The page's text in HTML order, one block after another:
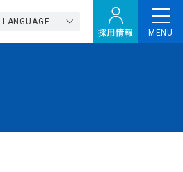
採用情報
LANGUAGE
MENU